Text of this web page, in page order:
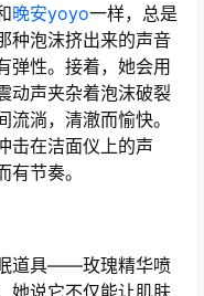
晚安yoyo一样，总是
种泡沫挤出来的声音
弹性。接着，她会用
动声夹杂着泡沫破裂
淌，清澈而愉快。
击在洁面仪上的声
节奏。
道具——玫瑰精华喷
她说它不仅能让肌肤